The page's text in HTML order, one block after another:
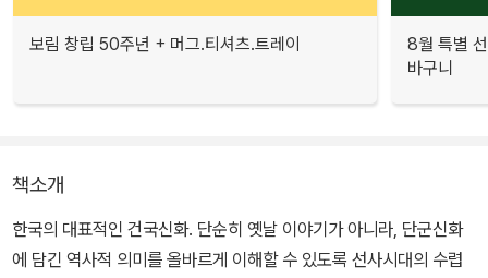
보림 창립 50주년 + 머그.티셔츠.트레이
8월 특별
바구니
책소개
한국의 대표적인 건국신화. 단순히 옛날 이야기가 아니라, 단군신화
에 담긴 역사적 의미를 올바르게 이해할 수 있도록 선사시대의 수렵